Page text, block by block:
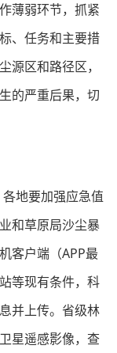
薄弱环节，抓紧
、任务和主要措
源区和路径区，
的严重后果，切
地要加强应急值
和草原局沙尘暴
客户端（APP最
等现有条件，科
并上传。省级林
星遥感影像，查